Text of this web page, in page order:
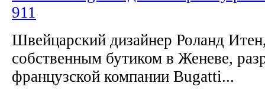
911
Швейцарский дизайнер Роланд
собственным бутиком в Женеве,
французской компании Bugatti...